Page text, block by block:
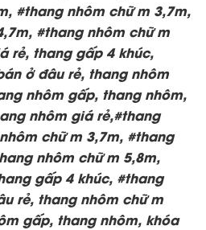
#thang nhôm chữ m 3,7m,
#thang nhôm chữ m
rẻ, thang gấp 4 khúc,
ở đâu rẻ, thang nhôm
nhôm gấp, thang nhôm,
nhôm giá rẻ,#thang
chữ m 3,7m, #thang
nhôm chữ m 5,8m,
gấp 4 khúc, #thang
rẻ, thang nhôm chữ m
gấp, thang nhôm, khóa